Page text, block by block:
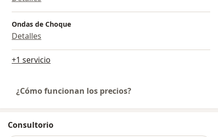
Ondas de Choque
Detalles
+1 servicio
¿Cómo funcionan los precios?
Consultorio